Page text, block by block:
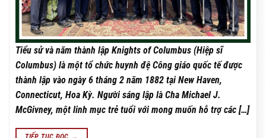
Tiểu sử và năm thành lập Knights of Columbus (Hiệp sĩ
Columbus) là một tổ chức huynh đệ Công giáo quốc tế được
thành lập vào ngày 6 tháng 2 năm 1882 tại New Haven,
Connecticut, Hoa Kỳ. Người sáng lập là Cha Michael J.
McGivney, một linh mục trẻ tuổi với mong muốn hỗ trợ các […]